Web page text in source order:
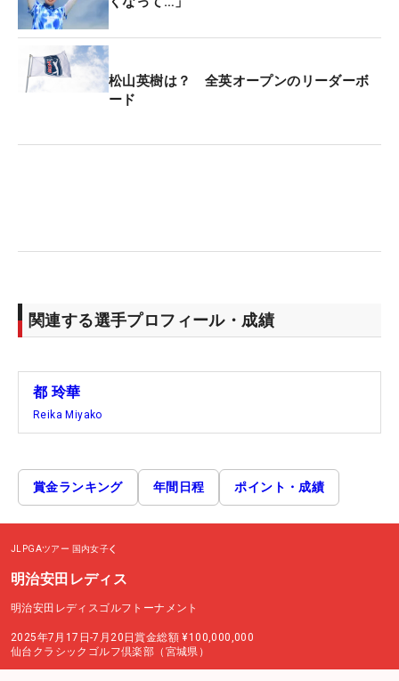
松山英樹は？ 全英オープンのリーダーボ
ード
関連する選手プロフィール・成績
都 玲華
Reika Miyako
賞金ランキング 年間日程 ポイント・成績
JLPGAツアー 国内女子
明治安田レディス
明治安田レディスゴルフトーナメント
2025年7月17日-7月20日賞金総額 ¥100,000,000
仙台クラシックゴルフ倶楽部（宮城県）